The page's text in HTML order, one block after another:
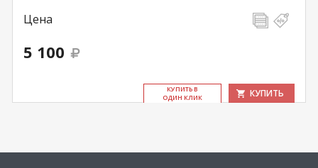
Цена
5 100
КУ­ПИТЬ В
ОДИН КЛИК
КУПИТЬ